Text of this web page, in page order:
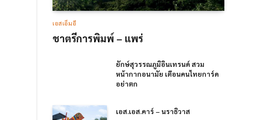
เอสเอ็มอี
ชาตรีการพิมพ์ – แพร่
ยักษ์สุวรรณภูมิอินเทรนด์ สวม
หน้ากากอนามัย เตือนคนไทยการ์ด
อย่าตก
เอส.เอส.คาร์ – นราธิวาส